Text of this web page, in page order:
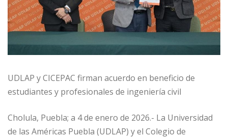
UDLAP y CICEPAC firman acuerdo en beneficio de
estudiantes y profesionales de ingeniería civil
Cholula, Puebla; a 4 de enero de 2026.- La Universidad
de las Américas Puebla (UDLAP) y el Colegio de